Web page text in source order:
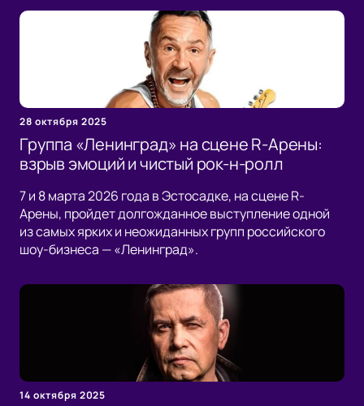
28 октября 2025
Группа «Ленинград» на сцене R-Арены:
взрыв эмоций и чистый рок-н-ролл
7 и 8 марта 2026 года в Эстосадке, на сцене R-
Арены, пройдет долгожданное выступление одной
из самых ярких и неожиданных групп российского
шоу-бизнеса — «Ленинград».
14 октября 2025